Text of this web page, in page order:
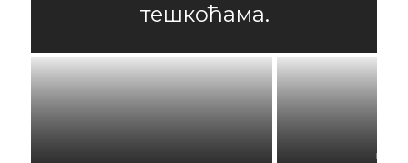
тешкоћама.